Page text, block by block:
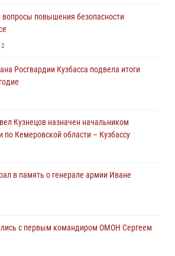
нарушителя общественного порядка в
пресекли попытку хищения товара
вопросы повышения безопасности
2
Росгвардии Кузбасса подвела итоги
Кузнецов назначен начальником
по Кемеровской области – Кузбассу
в память о генерале армии Иване
с первым командиром ОМОН Сергеем